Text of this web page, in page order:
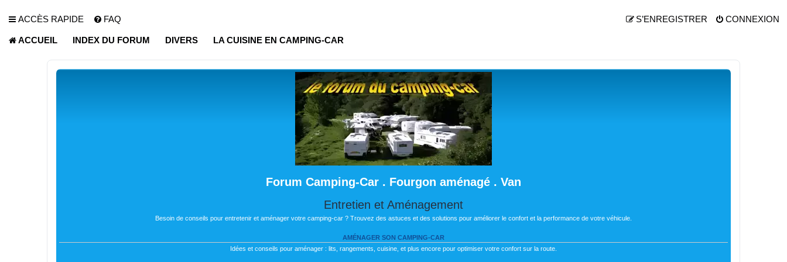
ACCÈS RAPIDE FAQ CONNEXION
S’ENREGISTRER
ACCUEIL INDEX DU FORUM DIVERS LA CUISINE EN CAMPING-CAR
Forum Camping-Car . Fourgon aménagé . Van
Entretien et Aménagement
Besoin de conseils pour entretenir et aménager votre camping-car ? Trouvez des astuces et des solutions pour améliorer le confort et la performance de votre véhicule.
AMÉNAGER SON CAMPING-CAR
Idées et conseils pour aménager : lits, rangements, cuisine, et plus encore pour optimiser votre confort sur la route.